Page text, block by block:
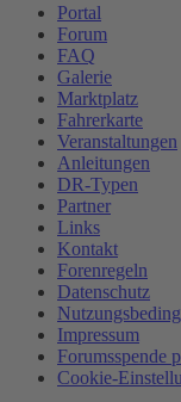
Portal
Forum
FAQ
Galerie
Marktplatz
Fahrerkarte
Veranstaltungen
Anleitungen
DR-Typen
Partner
Links
Kontakt
Forenregeln
Datenschutz
Impressum
Forumsspende
Cookie-